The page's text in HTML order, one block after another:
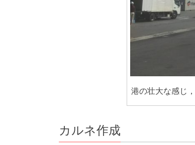
港の壮大な感じ
カルネ作成